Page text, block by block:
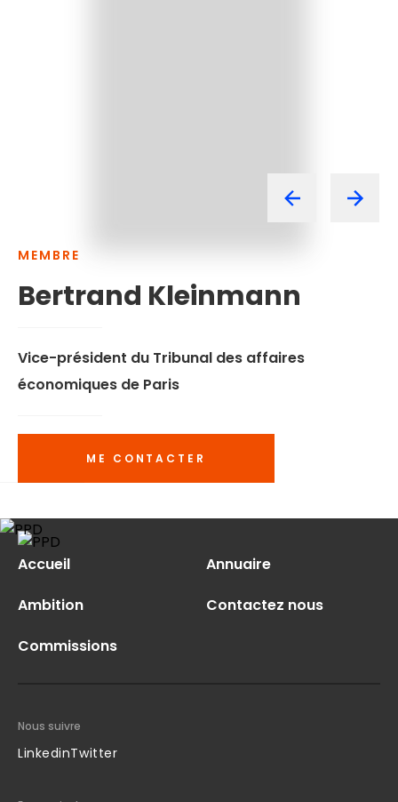
MEMBRE
Bertrand Kleinmann
Vice-président du Tribunal des affaires
économiques de Paris
ME CONTACTER
Accueil
Ambition
Commissions
Annuaire
Contactez nous
Nous suivre
LinkedinTwitter